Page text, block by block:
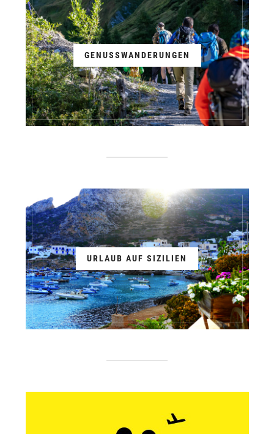
GENUSSWANDERUNGEN
URLAUB AUF SIZILIEN